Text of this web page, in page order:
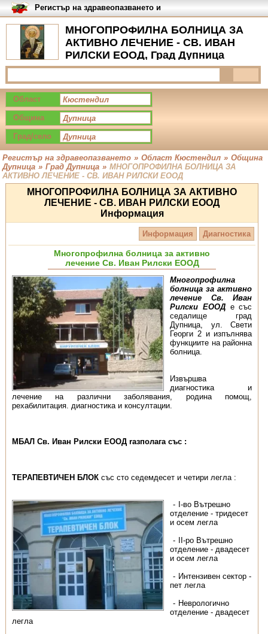
МНОГОПРОФИЛНА БОЛНИЦА ЗА
АКТИВНО ЛЕЧЕНИЕ - СВ. ИВАН
РИЛСКИ ЕООД, Град Дупница
Регистър на здравеопазването и
медицинските заведения в
България
Област
Община
Град/село
Регистър на здравеопазването » Област Кюстендил » Община
Дупница » Град Дупница » МНОГОПРОФИЛНА БОЛНИЦА ЗА
АКТИВНО ЛЕЧЕНИЕ - СВ. ИВАН РИЛСКИ ЕООД
МНОГОПРОФИЛНА БОЛНИЦА ЗА АКТИВНО
ЛЕЧЕНИЕ - СВ. ИВАН РИЛСКИ ЕООД
Информация
Информация Диагностика
Многопрофилна болница за активно
лечение Св. Иван Рилски ЕООД
Многопрофилна
болница за активно
лечение Св. Иван
Рилски ЕООДе със
седалище град
Дупница, ул. Свети
Георги 2 и изпълнява
функциите на районна
болница.
Извършва
диагностика и
лечение на различни заболявания, родина помощ,
рехабилитация. диагностика и консултации.
МБАЛ Св. Иван Рилски ЕООД rазполага със :
ТЕРАПЕВТИЧЕН БЛОКсъс сто седемдесет и четири легла :
І-во Вътрешно
отделение - тридесет
и осем легла
ІІ-ро Вътрешно
отделение - двадесет
и осем легла
Интензивен сектор -
пет легла
Неврологично
отделение - двадесет
легла